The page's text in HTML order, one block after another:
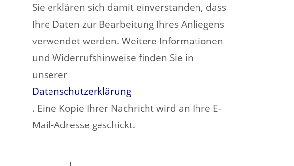
Sie erklären sich damit einverstanden, dass
Ihre Daten zur Bearbeitung Ihres Anliegens
verwendet werden. Weitere Informationen
und Widerrufshinweise finden Sie in
unserer
Datenschutzerklärung
. Eine Kopie Ihrer Nachricht wird an Ihre E-
Mail-Adresse geschickt.